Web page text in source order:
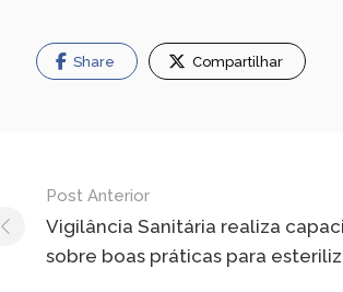
Share Compartilhar
Navegação
de
Post
Post Anterior
Vigilância Sanitária realiza
sobre boas práticas para